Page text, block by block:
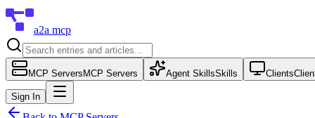
a2a mcp
MCP Servers MCP Servers Agent SkillsSkills Clients
Sign In